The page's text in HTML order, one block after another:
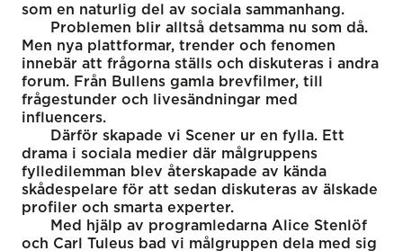
som en naturlig del av sociala sammanhang.
Problemen blir alltså detsamma nu som då.
Men nya plattformar, trender och fenomen
innebär att frågorna ställs och diskuteras i andra
forum. Från Bullens gamla brevfilmer, till
frågestunder och livesändningar med
influencers.
Därför skapade vi Scener ur en fylla. Ett
drama i sociala medier där målgruppens
fylledilemman blev återskapade av kända
skådespelare för att sedan diskuteras av älskade
profiler och smarta experter.
Med hjälp av programledarna Alice Stenlöf
och Carl Tuleus bad vi målgruppen dela med sig